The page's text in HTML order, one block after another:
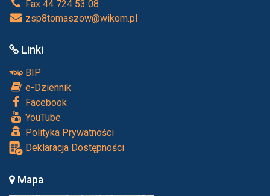
Fax 44 724 53 08
zsp8tomaszow@wikom.pl
Linki
BIP
e-Dziennik
Facebook
YouTube
Polityka Prywatności
Deklaracja Dostępności
Mapa